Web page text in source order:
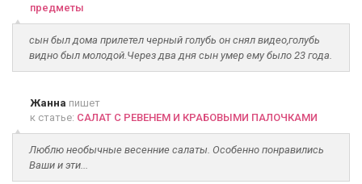
предметы
сын был дома прилетел черный голубь он снял видео,голубь
видно был молодой.Через два дня сын умер ему было 23 года.
Жанна пишет
к статье: САЛАТ С РЕВЕНЕМ И КРАБОВЫМИ ПАЛОЧКАМИ
Люблю необычные весенние салаты. Особенно понравились
Ваши и эти...